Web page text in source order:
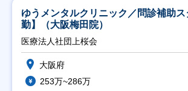
ゆうメンタルクリニック／問診補助ス
勤】（大阪梅田院）
医療法人社団上桜会
大阪府
253万~286万